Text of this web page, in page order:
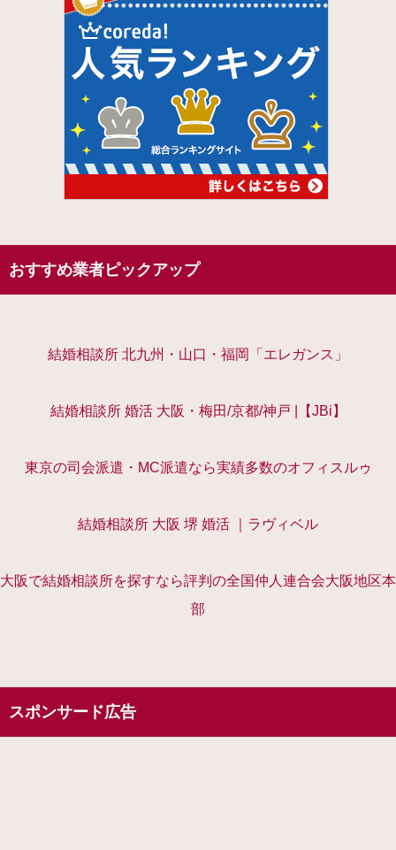
おすすめ業者ピックアップ
結婚相談所 北九州・山口・福岡「エレガンス」
結婚相談所 婚活 大阪・梅田/京都/神戸 |【JBi】
東京の司会派遣・MC派遣なら実績多数のオフィスルゥ
結婚相談所 大阪 堺 婚活 ｜ラヴィベル
大阪で結婚相談所を探すなら評判の全国仲人連合会大阪地区本
部
スポンサード広告